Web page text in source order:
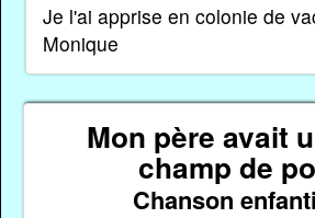
Je l'ai apprise en colonie de
Monique
Mon père avait
champ de
Chanson